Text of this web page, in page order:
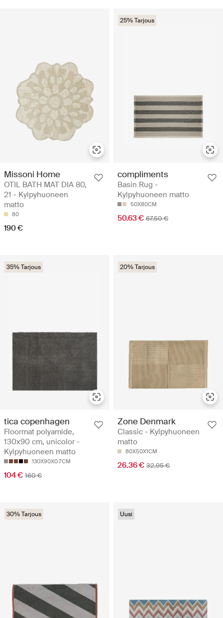
Missoni Home
OTIL BATH MAT DIA 80,
21 - Kylpyhuoneen
matto
80
190 €
25% Tarjous
compliments
Basin Rug -
Kylpyhuoneen matto
50X80CM
50.63 € 67.50 €
35% Tarjous
tica copenhagen
Floormat polyamide,
130x90 cm, unicolor -
Kylpyhuoneen matto
130X90X0.7CM
104 € 160 €
20% Tarjous
Zone Denmark
Classic - Kylpyhuoneen
matto
80X50X1CM
26.36 € 32.95 €
30% Tarjous Uusi